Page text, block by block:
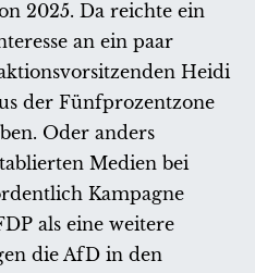
2025. Da reichte ein
an ein paar
Heidi
der Fünfprozentzone
Oder anders
Medien bei
Kampagne
als eine weitere
die AfD in den